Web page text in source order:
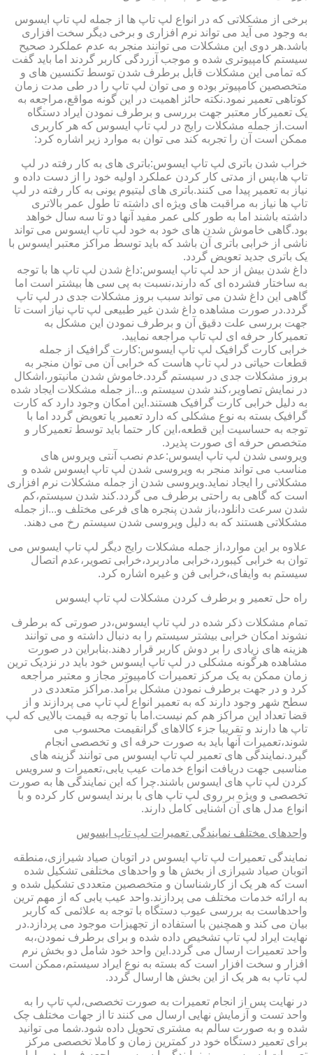
برخی از مشکلاتی که در انواع لپ تاپ ها از جمله لپ تاپ ایسوس
به وجود می آید می تواند نرم افزاری و برخی دیگر سخت افزاری
باشد.هر دوی این مشکلات می توانند منجر به عدم عملکرد صحیح
سیستم کامپیوتری شده و موجب آزردگی کاربر گردند اما باید گفت
که تمامی این مشکلات قابل برطرف شدن توسط تکنسین های و
متخصصین کامپیوتر بوده و می توان لپ تاپ را در طی مدت زمان
کوتاهی تعمیر نمود.نکته حائز اهمیت در این گونه مواقع،مراجعه به
یک تعمیرکار معتبر جهت بررسی و برطرف نمودن ایراد دستگاه
است.از جمله مشکلات رایج در لپ تاپ ایسوس که هر کاربری
ممکن است آن را تجربه کند می توان به موارد زیر اشاره کرد:
خراب شدن باتری لپ تاپ ایسوس:باتری های به کار رفته در لپ
تاپ ها،پس از مدتی کار کردن عملکرد اولیه خود را از دست داده و
نیاز به تعمیر پیدا می کنند.باتری های لیتیوم یونی به کار رفته در لپ
تاپ ها نیاز به مراقبت های ویژه ای داشته تا طول عمر بالاتری
داشته باشند اما به طور کلی عمر مفید آنها دو تا سه سال خواهد
بود.گاهی خاموش شدن های خود به خود لپ تاپ ایسوس می تواند
ناشی از خرابی باتری آن باشد که باید توسط مراکز معتبر ایسوس با
یک باتری جدید تعویض گردد.
داغ شدن بیش از حد لپ تاپ ایسوس:داغ شدن لپ تاپ ها با توجه
به ساختار فشرده ای که دارند،نسبت به پی سی ها بیشتر است اما
گاهی این داغ شدن می تواند سبب بروز مشکلات جدی در لپ تاپ
گردد.در صورت مشاهده داغ شدن غیر طبیعی لپ تاپ نیاز است تا
جهت بررسی علت دقیق آن و برطرف نمودن این مشکل به
تعمیرکار حرفه ای لپ تاپ مراجعه نمایید.
خرابی کارت گرافیک لپ تاپ ایسوس:کارت گرافیک از جمله
قطعات حیاتی در لپ تاپ هاست که خرابی آن می توان منجر به
بروز مشکلات جدی در سیستم گردد.خاموش شدن مانیتور،اشکال
در نمایش تصاویر،کند شدن سیستم و...از جمله مشکلات ایجاد شده
به دلیل خرابی کارت گرافیک هستند.این امکان وجود دارد که کارت
گرافیک بسته به نوع مشکلی که دارد تعمیر یا تعویض گردد اما با
توجه به حساسیت این قطعه،این کار حتما باید توسط تعمیرکار و
متخصص حرفه ای صورت پذیرد.
ویروسی شدن لپ تاپ ایسوس:عدم نصب آنتی ویروس های
مناسب می تواند منجر به ویروسی شدن لپ تاپ ایسوس شده و
مشکلاتی را ایجاد نماید.ویروسی شدن از جمله مشکلات نرم افزاری
است که گاهی به راحتی برطرف می گردد.کند شدن سیستم،کم
شدن سرعت دانلود،باز شدن پنجره های فرعی مختلف و...از جمله
مشکلاتی هستند که به دلیل ویروسی شدن سیستم رخ می دهند.
علاوه بر این موارد،از جمله مشکلات رایج دیگر لپ تاپ ایسوس می
توان به خرابی کیبورد،خرابی مادربرد،خرابی تصویر،عدم اتصال
سیستم به وایفای،خرابی فن و غیره اشاره کرد.
راه حل تعمیر و برطرف کردن مشکلات لپ تاپ ایسوس
تمام مشکلات ذکر شده در لپ تاپ ایسوس،در صورتی که برطرف
نشوند امکان خرابی بیشتر سیستم را به دنبال داشته و می توانند
هزینه های زیادی را بر دوش کاربر قرار دهند.بنابراین در صورت
مشاهده هرگونه مشکلی در لپ تاپ ایسوس خود باید در نزدیک ترین
زمان ممکن به یک مرکز تعمیرات کامپیوتر مجاز و معتبر مراجعه
کرد و در جهت برطرف نمودن مشکل برآمد.مراکز متعددی در
سطح شهر وجود دارند که به تعمیر انواع لپ تاپ می پردازند و از
قضا تعداد این مراکز هم کم نیست.اما با توجه به قیمت بالایی که لپ
تاپ ها دارند و تقریبا جزء کالاهای گرانقیمت محسوب می
شوند،تعمیرات آنها باید به صورت حرفه ای و تخصصی انجام
گیرد.نمایندگی های تعمیر لپ تاپ ایسوس می توانند گزینه های
مناسبی جهت دریافت انواع خدمات عیب یابی،تعمیرات و سرویس
کردن لپ تاپ های ایسوس باشند.چرا که این نمایندگی ها به صورت
تخصصی و ویژه بر روی لپ تاپ های با برند ایسوس کار کرده و با
انواع مدل های آن آشنایی کامل دارند.
واحدهای مختلف نمایندگی تعمیرات لپ تاپ ایسوس
نمایندگی تعمیرات لپ تاپ ایسوس در اتوبان صیاد شیرازی،منطقه
اتوبان صیاد شیرازی از بخش ها و واحدهای مختلفی تشکیل شده
است که هر یک از کارشناسان و متخصصین متعددی تشکیل شده و
به ارائه خدمات مختلف می پردازند.واحد عیب یابی که از مهم ترین
واحدهاست به بررسی عیوب دستگاه با توجه به علائمی که کاربر
بیان می کند و همچنین با استفاده از تجهیزات موجود می پردازد.در
نهایت ایراد لپ تاپ تشخیص داده شده و برای برطرف نمودن،به
واحد تعمیرات ارسال می گردد.این واحد خود شامل دو بخش نرم
افزار و سخت افزار است که بسته به نوع ایراد سیستم،ممکن است
لپ تاپ به هر یک از این بخش ها ارسال گردد.
در نهایت پس از انجام تعمیرات به صورت تخصصی،لپ تاپ را به
واحد تست و آزمایش نهایی ارسال می کنند تا از جهات مختلف چک
شده و به صورت سالم به مشتری تحویل داده شود.شما می توانید
برای تعمیر دستگاه خود در کمترین زمان و کاملا تخصصی مرکز